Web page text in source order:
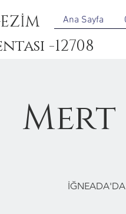
-12708
Ana Sayfa
Mert